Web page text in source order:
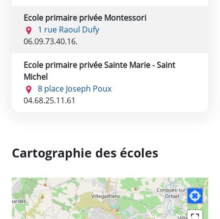
Ecole primaire privée Montessori
1 rue Raoul Dufy
06.09.73.40.16.
Ecole primaire privée Sainte Marie - Saint
Michel
8 place Joseph Poux
04.68.25.11.61
Cartographie des écoles